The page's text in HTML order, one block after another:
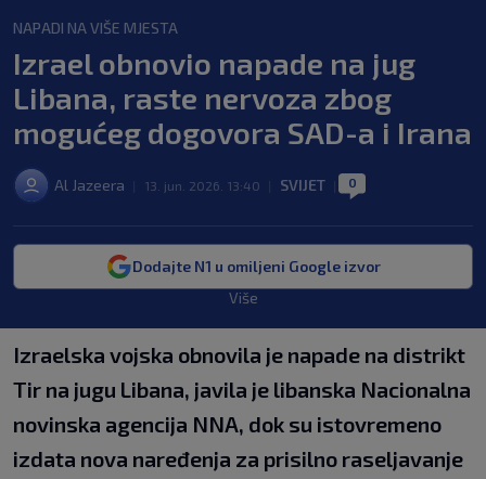
NAPADI NA VIŠE MJESTA
Izrael obnovio napade na jug
Libana, raste nervoza zbog
mogućeg dogovora SAD-a i Irana
Al Jazeera 13. jun. 2026. 13:40 SVIJET 0
Dodajte N1 u omiljeni Google izvor
Više
Izraelska vojska obnovila je napade na distrikt
Tir na jugu Libana, javila je libanska Nacionalna
novinska agencija NNA, dok su istovremeno
izdata nova naređenja za prisilno raseljavanje